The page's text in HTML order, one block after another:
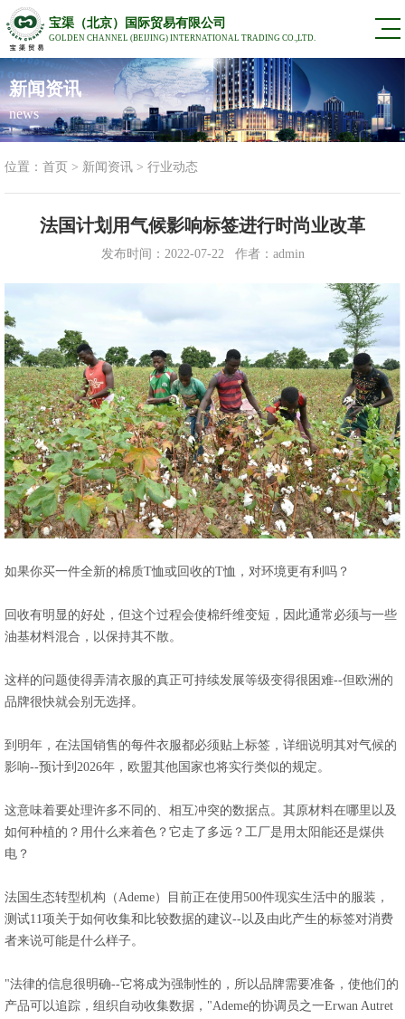
宝渠（北京）国际贸易有限公司
GOLDEN CHANNEL (BEIJING) INTERNATIONAL TRADING CO.,LTD.
新闻资讯
news
位置： 首页 > 新闻资讯 > 行业动态
法国计划用气候影响标签进行时尚业改革
发布时间：2022-07-22 作者：admin
如果你买一件全新的棉质T恤或回收的T恤，对环境更有利吗？
回收有明显的好处，但这个过程会使棉纤维变短，因此通常必须与一些
油基材料混合，以保持其不散。
这样的问题使得弄清衣服的真正可持续发展等级变得很困难--但欧洲的
品牌很快就会别无选择。
到明年，在法国销售的每件衣服都必须贴上标签，详细说明其对气候的
影响--预计到2026年，欧盟其他国家也将实行类似的规定。
这意味着要处理许多不同的、相互冲突的数据点。其原材料在哪里以及
如何种植的？用什么来着色？它走了多远？工厂是用太阳能还是煤供
电？
法国生态转型机构（Ademe）目前正在使用500件现实生活中的服装，
测试11项关于如何收集和比较数据的建议--以及由此产生的标签对消费
者来说可能是什么样子。
"法律的信息很明确--它将成为强制性的，所以品牌需要准备，使他们的
产品可以追踪，组织自动收集数据，"Ademe的协调员之一Erwan Autret